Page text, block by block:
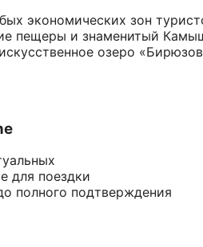
экономических зон
пещеры и знаменитый
озеро
для поездки
полного подтверждения